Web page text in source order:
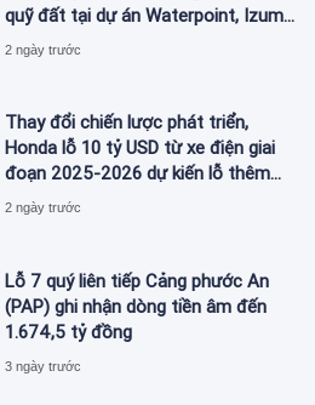
quỹ đất tại dự án Waterpoint, Izumi
City
2 ngày trước
Thay đổi chiến lược phát triển,
Honda lỗ 10 tỷ USD từ xe điện giai
đoạn 2025-2026 dự kiến lỗ thêm
3,3 tỷ USD giai đoạn 2026-2027
2 ngày trước
Lỗ 7 quý liên tiếp Cảng phước An
(PAP) ghi nhận dòng tiền âm đến
1.674,5 tỷ đồng
3 ngày trước